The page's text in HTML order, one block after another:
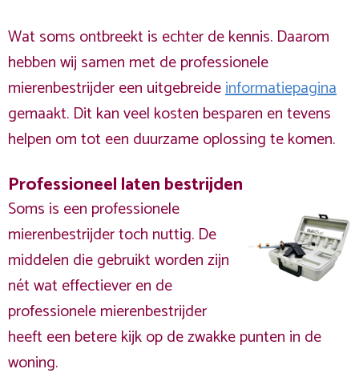
Wat soms ontbreekt is echter de kennis. Daarom
hebben wij samen met de professionele
mierenbestrijder een uitgebreideinformatiepagina
gemaakt. Dit kan veel kosten besparen en tevens
helpen om tot een duurzame oplossing te komen.
Professioneel laten bestrijden
Soms is een professionele
mierenbestrijder toch nuttig. De
middelen die gebruikt worden zijn
nét wat effectiever en de
professionele mierenbestrijder
heeft een betere kijk op de zwakke punten in de
woning.